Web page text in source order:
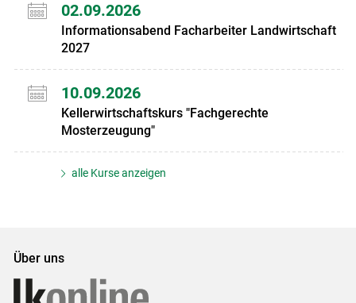
02.09.2026
Informationsabend Facharbeiter Landwirtschaft
2027
10.09.2026
Kellerwirtschaftskurs "Fachgerechte
Mosterzeugung"
alle Kurse anzeigen
Über uns